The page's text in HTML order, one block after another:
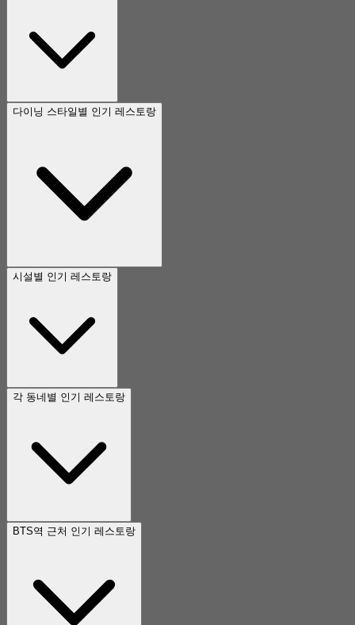
다이닝 스타일별 인기 레스토랑
시설별 인기 레스토랑
각 동네별 인기 레스토랑
BTS역 근처 인기 레스토랑